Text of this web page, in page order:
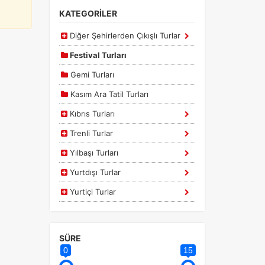
KATEGORİLER
Diğer Şehirlerden Çıkışlı Turlar
Festival Turları
Gemi Turları
Kasım Ara Tatil Turları
Kıbrıs Turları
Trenli Turlar
Yılbaşı Turları
Yurtdışı Turlar
Yurtiçi Turlar
SÜRE
0 15